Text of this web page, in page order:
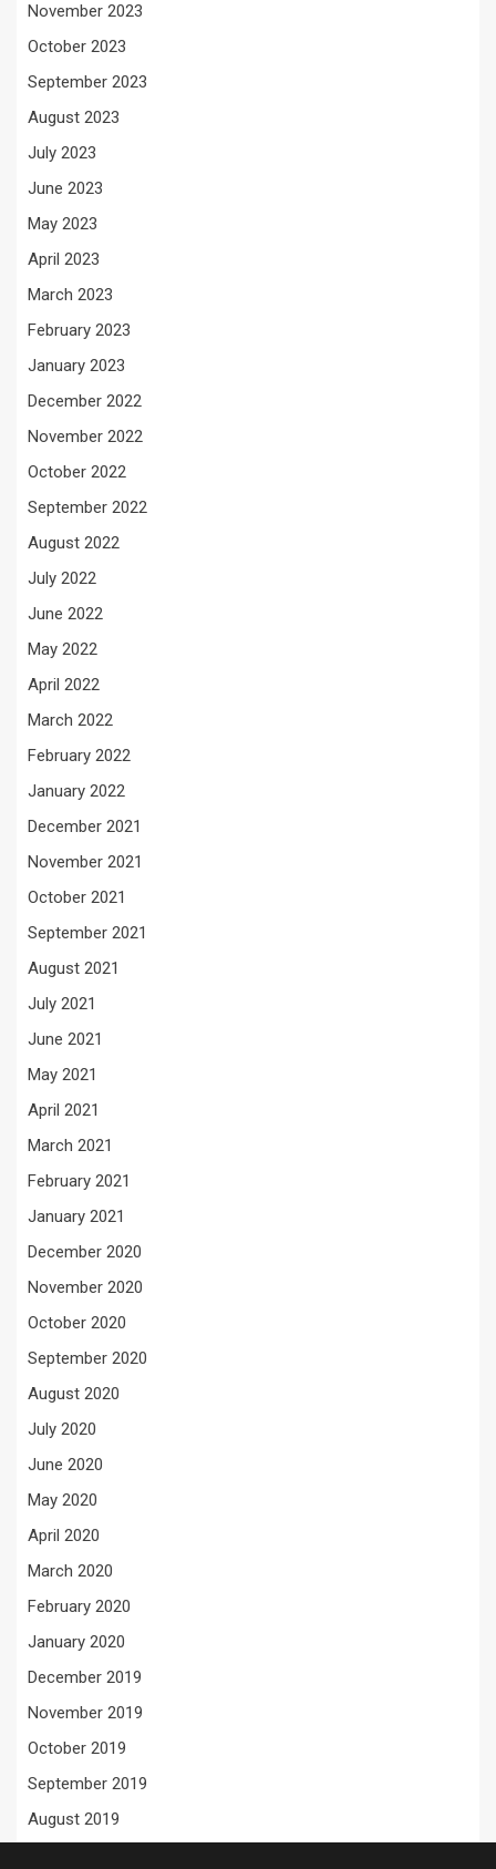
November 2023
October 2023
September 2023
August 2023
July 2023
June 2023
May 2023
April 2023
March 2023
February 2023
January 2023
December 2022
November 2022
October 2022
September 2022
August 2022
July 2022
June 2022
May 2022
April 2022
March 2022
February 2022
January 2022
December 2021
November 2021
October 2021
September 2021
August 2021
July 2021
June 2021
May 2021
April 2021
March 2021
February 2021
January 2021
December 2020
November 2020
October 2020
September 2020
August 2020
July 2020
June 2020
May 2020
April 2020
March 2020
February 2020
January 2020
December 2019
November 2019
October 2019
September 2019
August 2019